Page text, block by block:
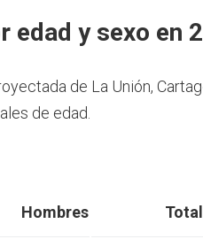
edad y sexo en
de La Unión,
de edad.
Hombres Total